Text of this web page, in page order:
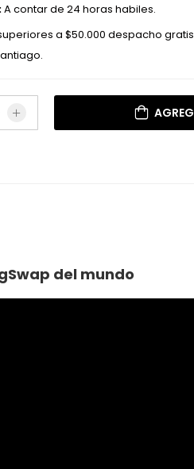
A contar de 24 horas habiles.
a $50.000 despacho
del mundo